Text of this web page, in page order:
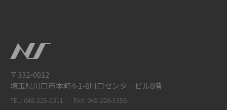
〒332-0012
埼玉県川口市本町4-1-8川口センタ－ビル8階
TEL: 048-225-5311
FAX: 048-226-5356